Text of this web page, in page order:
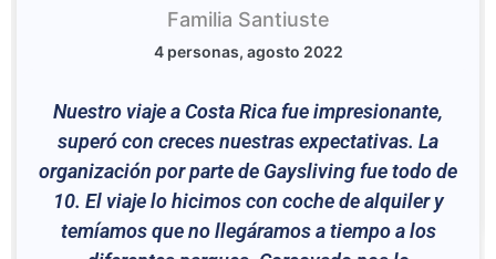
Nuestro viaje a Costa Rica fue impresionante,
superó con creces nuestras expectativas. La
organización por parte de Gaysliving fue todo de
10. El viaje lo hicimos con coche de alquiler y
temíamos que no llegáramos a tiempo a los
Familia Santiuste
4 personas, agosto 2022